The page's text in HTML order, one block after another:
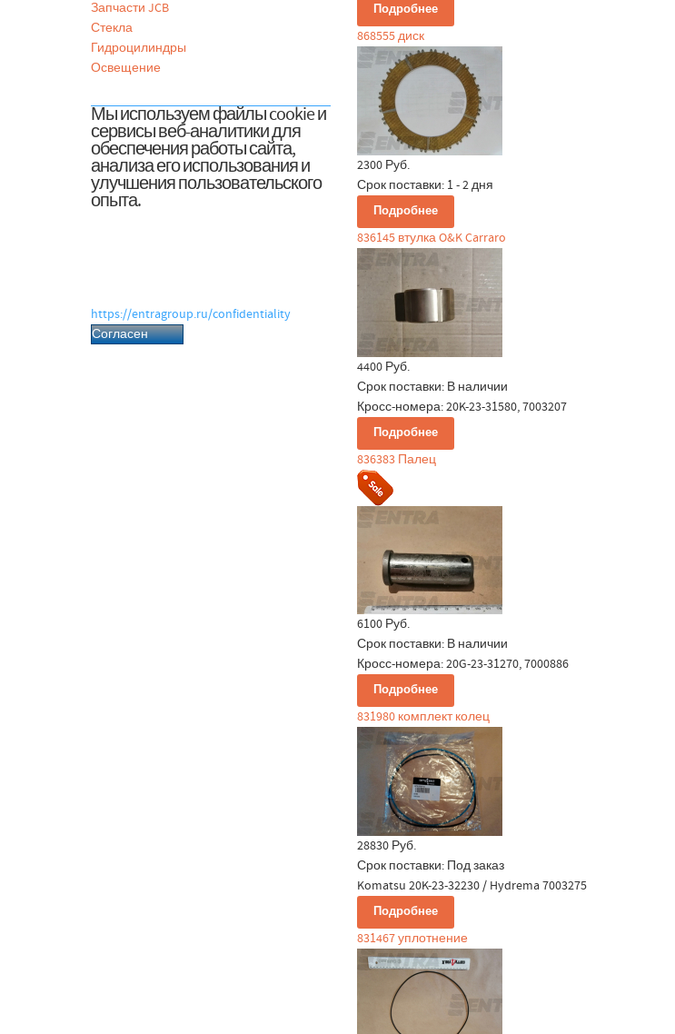
Запчасти JCB
Стекла
Гидроцилиндры
Освещение
Мы используем файлы cookie и
сервисы веб-аналитики для
обеспечения работы сайта,
анализа его использования и
улучшения пользовательского
опыта.
https://entragroup.ru/confidentiality
Согласен
Подробнее
868555 диск
2300 Руб.
Срок поставки: 1 - 2 дня
Подробнее
836145 втулка O&K Carraro
4400 Руб.
Срок поставки: В наличии
Кросс-номера: 20K-23-31580, 7003207
Подробнее
836383 Палец
6100 Руб.
Срок поставки: В наличии
Кросс-номера: 20G-23-31270, 7000886
Подробнее
831980 комплект колец
28830 Руб.
Срок поставки: Под заказ
Komatsu 20K-23-32230 / Hydrema 7003275
Подробнее
831467 уплотнение